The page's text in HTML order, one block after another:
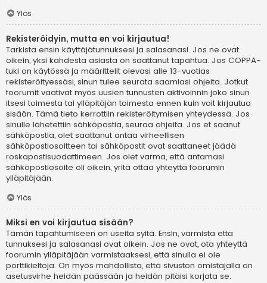
Ylös
Rekisteröidyin, mutta en voi kirjautua!
Tarkista ensin käyttäjätunnuksesi ja salasanasi. Jos ne ovat
oikein, yksi kahdesta asiasta on saattanut tapahtua. Jos COPPA-
tuki on käytössä ja määrittelit olevasi alle 13-vuotias
rekisteröityessäsi, sinun tulee seurata saamiasi ohjeita. Jotkut
foorumit vaativat myös uusien tunnusten aktivoinnin joko sinun
itsesi toimesta tai ylläpitäjän toimesta ennen kuin voit kirjautua
sisään. Tämä tieto kerrottiin rekisteröitymisen yhteydessä. Jos
sinulle lähetettiin sähköpostia, seuraa ohjeita. Jos et saanut
sähköpostia, olet saattanut antaa virheellisen
sähköpostiosoitteen tai sähköpostit ovat saattaneet jäädä
roskapostisuodattimeen. Jos olet varma, että antamasi
sähköpostiosoite oli oikein, yritä ottaa yhteyttä foorumin
ylläpitäjään.
Ylös
Miksi en voi kirjautua sisään?
Tämän tapahtumiseen on useita syitä. Ensin, varmista että
tunnuksesi ja salasanasi ovat oikein. Jos ne ovat, ota yhteyttä
foorumin ylläpitäjään varmistaaksesi, että sinulla ei ole
porttikieltoja. On myös mahdollista, että sivuston omistajalla on
asetusvirhe heidän päässään ja heidän pitäisi korjata se.